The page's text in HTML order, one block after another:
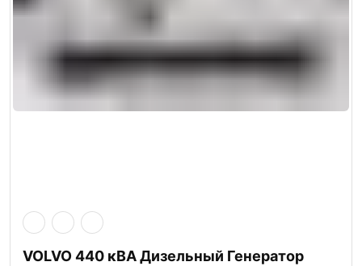
VOLVO 440 кВА Дизельный Генератор